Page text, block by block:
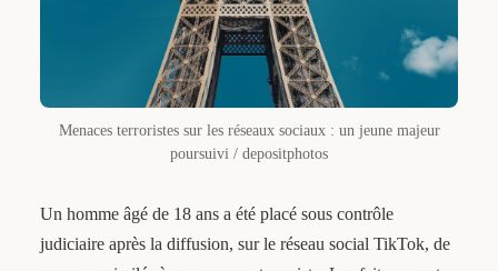
Menaces terroristes sur les réseaux sociaux : un jeune majeur
poursuivi / depositphotos
Un homme âgé de 18 ans a été placé sous contrôle
judiciaire après la diffusion, sur le réseau social TikTok, de